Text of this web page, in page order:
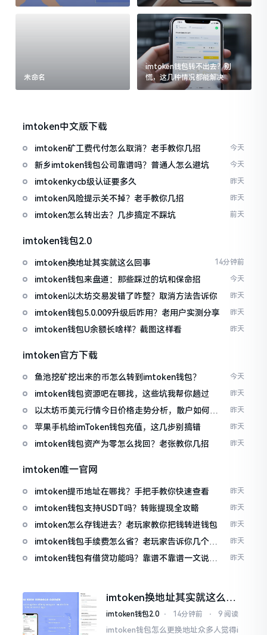
跌被套牢
未命名
imtoken钱包转不出去？别
慌，这几种情况都能解决
imtoken中文版下载
imtoken矿工费代付怎么取消？老手教你几招 今天
新乡imtoken钱包公司靠谱吗？普通人怎么避坑 今天
imtokenkycb级认证要多久 昨天
imtoken风险提示关不掉？老手教你几招 昨天
imtoken怎么转出去？几步搞定不踩坑 前天
imtoken钱包2.0
imtoken换地址其实就这么回事 14分钟前
imtoken钱包来盘道：那些踩过的坑和保命招 今天
imtoken以太坊交易发错了咋整？取消方法告诉你 昨天
imtoken钱包5.0.009升级后咋用？老用户实测分享 昨天
imtoken钱包U余额长啥样？截图这样看 昨天
imtoken官方下载
鱼池挖矿挖出来的币怎么转到imtoken钱包？ 今天
imtoken钱包资源吧在哪找，这些坑我帮你趟过 昨天
以太坊币美元行情今日价格走势分析，散户如何避
免追涨杀跌被套牢
昨天
苹果手机给imToken钱包充值，这几步别搞错 昨天
imtoken钱包资产为零怎么找回？老张教你几招 昨天
imtoken唯一官网
imtoken提币地址在哪找？手把手教你快速查看 昨天
imtoken钱包支持USDT吗？转账提现全攻略 昨天
imtoken怎么存钱进去？老玩家教你把钱转进钱包 昨天
imtoken钱包手续费怎么省？老玩家告诉你几个实
在招
昨天
imtoken钱包有借贷功能吗？靠谱不靠谱一文说清
昨天
imtoken换地址其实就这么回
事
imtoken钱包2.0 ⋅ 14分钟前 ⋅ 9 阅读
imtoken钱包怎么更换地址众多人觉得i